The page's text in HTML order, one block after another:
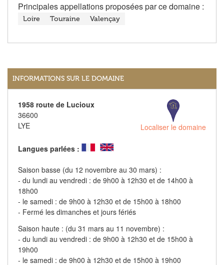
Principales appellations proposées par ce domaine :
Loire Touraine Valençay
INFORMATIONS SUR LE DOMAINE
1958 route de Lucioux
36600
LYE
Localiser le domaine
Langues parlées :
Saison basse (du 12 novembre au 30 mars) :
- du lundi au vendredi : de 9h00 à 12h30 et de 14h00 à
18h00
- le samedi : de 9h00 à 12h30 et de 15h00 à 18h00
- Fermé les dimanches et jours fériés
Saison haute : (du 31 mars au 11 novembre) :
- du lundi au vendredi : de 9h00 à 12h30 et de 15h00 à
19h00
- le samedi : de 9h00 à 12h30 et de 15h00 à 19h00